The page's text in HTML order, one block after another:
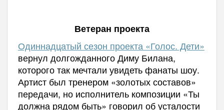
Ветеран проекта
Одиннадцатый сезон проекта «Голос. Дети»
вернул долгожданного Диму Билана,
которого так мечтали увидеть фанаты шоу.
Артист был тренером «золотых составов»
передачи, но исполнитель композиции «Ты
должна рядом быть» говорил об усталости